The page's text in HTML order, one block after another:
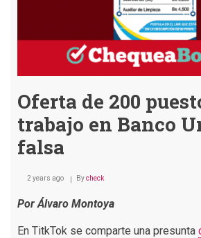
Oferta de 200
trabajo en Banco
falsa
2 years ago Bycheck
Por Álvaro Montoya
En TitkTok se comparte una presunta